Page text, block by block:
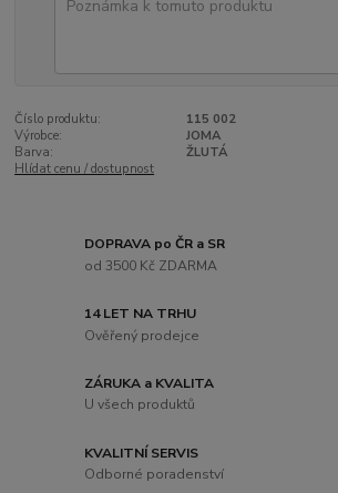
Číslo produktu:
115 002
Výrobce:
JOMA
Barva:
ŽLUTÁ
Hlídat cenu / dostupnost
DOPRAVA po ČR a SR
od 3500 Kč ZDARMA
14 LET NA TRHU
Ověřený prodejce
ZÁRUKA a KVALITA
U všech produktů
KVALITNÍ SERVIS
Odborné poradenství